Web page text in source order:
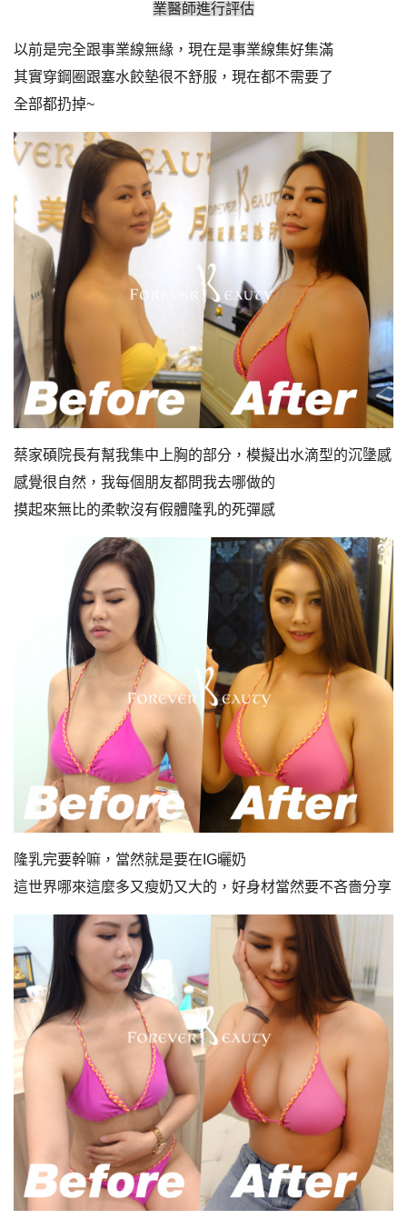
業醫師進行評估
以前是完全跟事業線無緣，現在是事業線集好集滿
其實穿鋼圈跟塞水餃墊很不舒服，現在都不需要了
全部都扔掉~
蔡家碩院長有幫我集中上胸的部分，模擬出水滴型的沉墬感
感覺很自然，我每個朋友都問我去哪做的
摸起來無比的柔軟沒有假體隆乳的死彈感
隆乳完要幹嘛，當然就是要在IG曬奶
這世界哪來這麼多又瘦奶又大的，好身材當然要不吝嗇分享